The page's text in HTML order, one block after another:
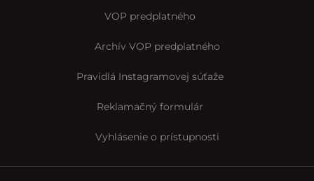
VOP predplatného
Archív VOP predplatného
Pravidlá Instagramovej súťaže
Reklamačný formulár
Vyhlásenie o prístupnosti